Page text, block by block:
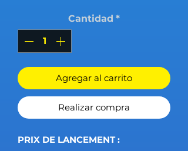
Cantidad *
Agregar al carrito
Realizar compra
PRIX DE LANCEMENT :